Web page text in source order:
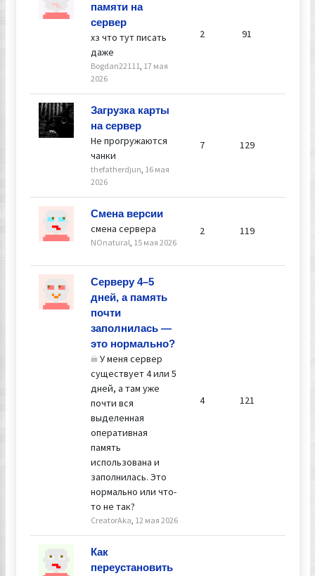
памяти на
сервер
хз что тут писать
даже
Bogdan22111, 17 мая
2026
2 91
Загрузка карты
на сервер
Не прогружаются
чанки
thefatherdjun, 16 мая
2026
7 129
Смена версии
смена сервера
NOnatural, 15 мая 2026
2 119
Серверу 4–5
дней, а память
почти
заполнилась —
это нормально?
У меня сервер
существует 4 или 5
дней, а там уже
почти вся
выделенная
оперативная
память
использована и
заполнилась. Это
нормально или что-
то не так?
CreatorAka, 12 мая 2026
4 121
Как
переустановить